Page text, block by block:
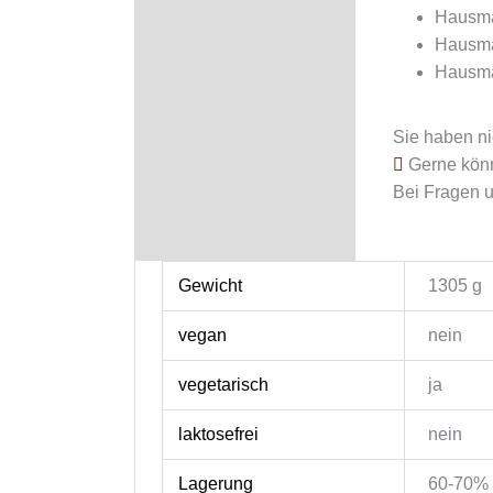
Sie haben
Gerne
Bei Fragen
Gewicht 1305 g
vegan nein
vegetarisch ja
laktosefrei nein
Lagerung 60-